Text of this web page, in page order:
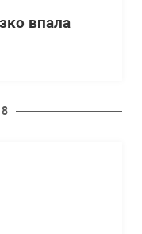
впала